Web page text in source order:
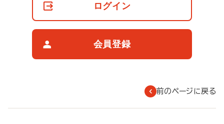
ログイン
会員登録
前のページに戻る